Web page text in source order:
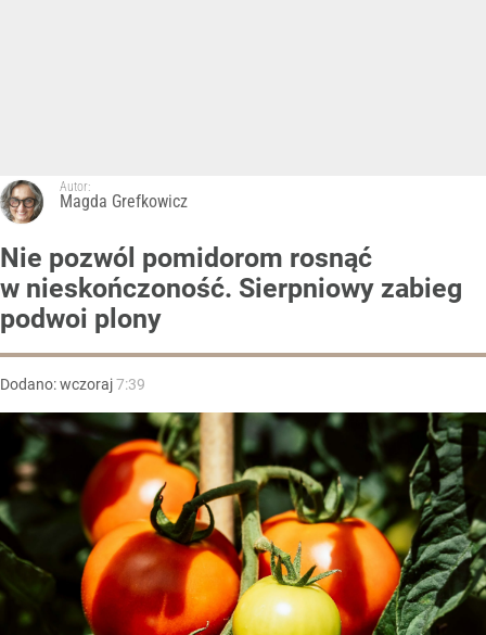
Autor:
Magda Grefkowicz
Nie pozwól pomidorom rosnąć
w nieskończoność. Sierpniowy zabieg
podwoi plony
Dodano:wczoraj7:39